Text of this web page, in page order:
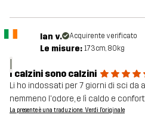
I
Ian v. Acquirente verificato
Le misure: 173cm, 80kg
I calzini sono calzini
Li ho indossati per 7 giorni di sci da
nemmeno l'odore, e lì caldo e
La presente è una traduzione. Verdi l'originale